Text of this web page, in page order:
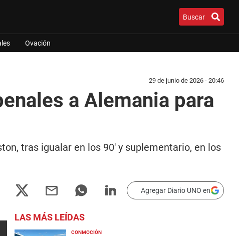
Buscar
Ovación
29 de junio de 2026 - 20:46
a Alemania para
tras igualar en los 90' y suplementario, en los
Agregar Diario UNO en
LAS MÁS LEÍDAS
CONMOCIÓN